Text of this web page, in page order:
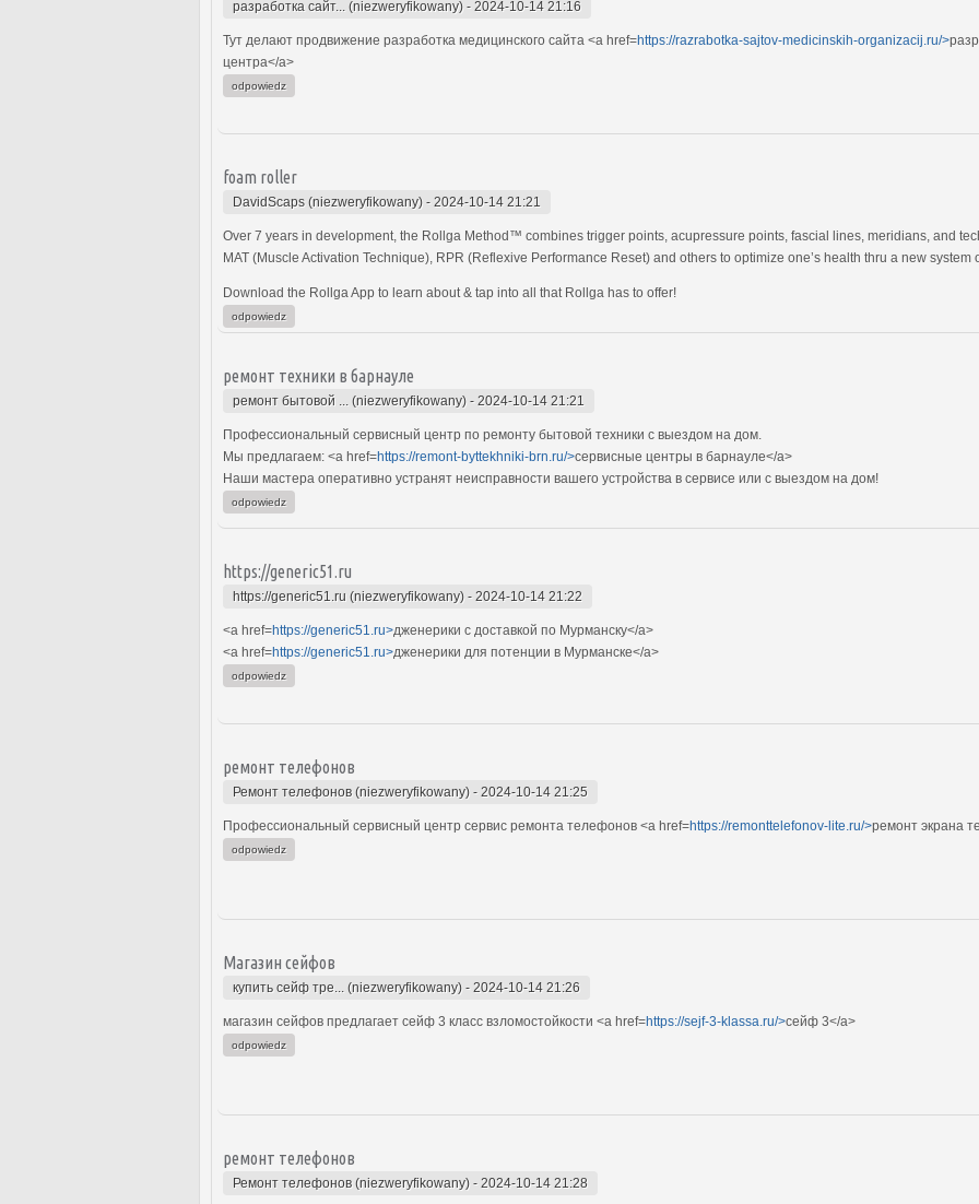
разработка сайт... (niezweryfikowany) - 2024-10-14 21:16
Тут делают продвижение разработка медицинского сайта <a href=https://razrabotka-sajtov-medicinskih-organizacij.ru/>
центра</a>
odpowiedz
foam roller
DavidScaps (niezweryfikowany) - 2024-10-14 21:21
Over 7 years in development, the Rollga Method™ combines trigger points, acupressure points, fascial lines, meridians, and
MAT (Muscle Activation Technique), RPR (Reflexive Performance Reset) and others to optimize one’s health thru a new system
Download the Rollga App to learn about & tap into all that Rollga has to offer!
odpowiedz
ремонт техники в барнауле
ремонт бытовой ... (niezweryfikowany) - 2024-10-14 21:21
Профессиональный сервисный центр по ремонту бытовой техники с выездом на дом.
Мы предлагаем: <a href=https://remont-byttekhniki-brn.ru/>сервисные центры в барнауле</a>
Наши мастера оперативно устранят неисправности вашего устройства в сервисе или с выездом на дом!
odpowiedz
https://generic51.ru
https://generic51.ru (niezweryfikowany) - 2024-10-14 21:22
<a href=https://generic51.ru>дженерики с доставкой по Мурманску</a>
<a href=https://generic51.ru>дженерики для потенции в Мурманске</a>
odpowiedz
ремонт телефонов
Ремонт телефонов (niezweryfikowany) - 2024-10-14 21:25
Профессиональный сервисный центр сервис ремонта телефонов <a href=https://remonttelefonov-lite.ru/>ремонт экрана
odpowiedz
Магазин сейфов
купить сейф тре... (niezweryfikowany) - 2024-10-14 21:26
магазин сейфов предлагает сейф 3 класс взломостойкости <a href=https://sejf-3-klassa.ru/>сейф 3</a>
odpowiedz
ремонт телефонов
Ремонт телефонов (niezweryfikowany) - 2024-10-14 21:28